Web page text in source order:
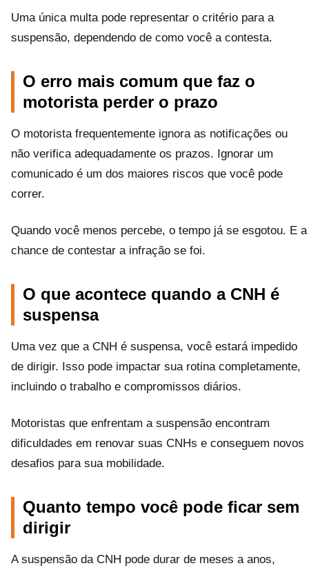
Uma única multa pode representar o critério para a
suspensão, dependendo de como você a contesta.
O erro mais comum que faz o
motorista perder o prazo
O motorista frequentemente ignora as notificações ou
não verifica adequadamente os prazos. Ignorar um
comunicado é um dos maiores riscos que você pode
correr.
Quando você menos percebe, o tempo já se esgotou. E a
chance de contestar a infração se foi.
O que acontece quando a CNH é
suspensa
Uma vez que a CNH é suspensa, você estará impedido
de dirigir. Isso pode impactar sua rotina completamente,
incluindo o trabalho e compromissos diários.
Motoristas que enfrentam a suspensão encontram
dificuldades em renovar suas CNHs e conseguem novos
desafios para sua mobilidade.
Quanto tempo você pode ficar sem
dirigir
A suspensão da CNH pode durar de meses a anos,